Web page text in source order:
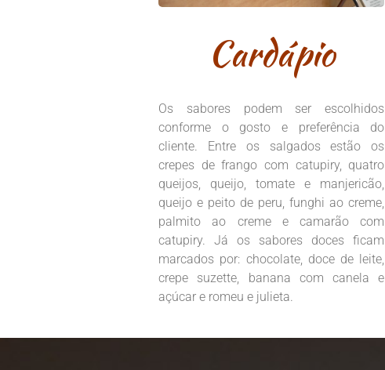
Cardápio
Os sabores podem ser escolhidos
conforme o gosto e preferência do
cliente. Entre os salgados estão os
crepes de frango com catupiry, quatro
queijos, queijo, tomate e manjericão,
queijo e peito de peru, funghi ao creme,
palmito ao creme e camarão com
catupiry. Já os sabores doces ficam
marcados por: chocolate, doce de leite,
crepe suzette, banana com canela e
açúcar e romeu e julieta.